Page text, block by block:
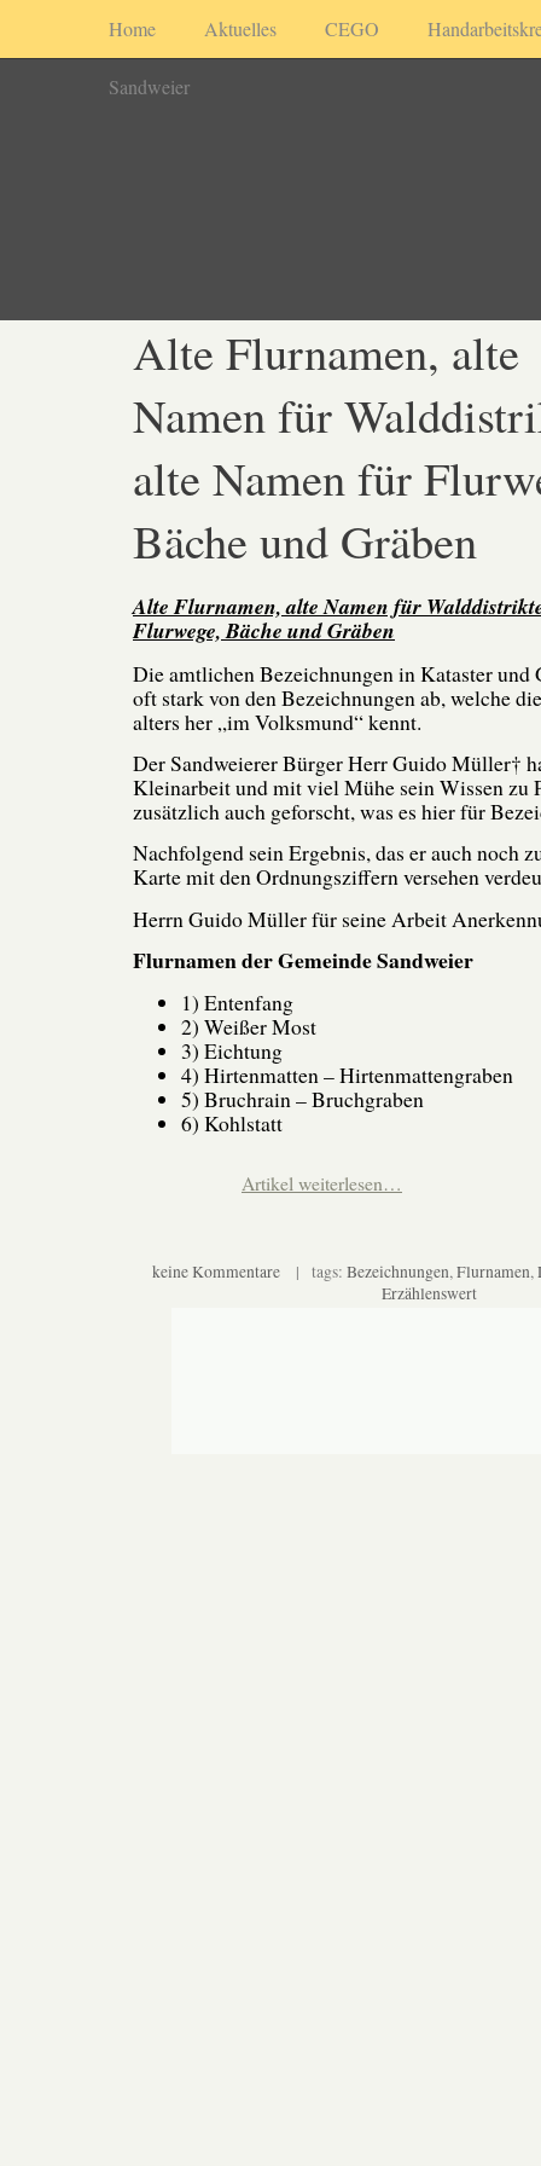
Home Aktuelles CEGO
Sandweier
Alte Flurnamen, alte
Namen für
alte Namen für
Bäche und Gräben
Alte Flurnamen, alte Namen für
Flurwege, Bäche und Gräben
Die amtlichen Bezeichnungen in Kataster und
oft stark von den Bezeichnungen ab, welche
alters her „im Volksmund“ kennt.
Der Sandweierer Bürger Herr Guido Müller†
Kleinarbeit und mit viel Mühe sein Wissen zu
zusätzlich auch geforscht, was es hier für
Nachfolgend sein Ergebnis, das er auch noch
Karte mit den Ordnungsziffern versehen
Herrn Guido Müller für seine Arbeit
Flurnamen der Gemeinde Sandweier
1) Entenfang
2) Weißer Most
3) Eichtung
4) Hirtenmatten – Hirtenmattengraben
5) Bruchrain – Bruchgraben
6) Kohlstatt
Artikel weiterlesen…
keine Kommentare | tags: Bezeichnungen,Flurnamen,
Erzählenswert